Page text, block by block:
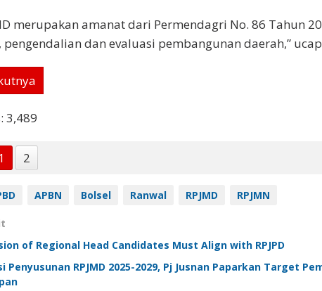
merupakan amanat dari Permendagri No. 86 Tahun
pengendalian dan evaluasi pembangunan daerah,”
3,489
2
APBN Bolsel Ranwal RPJMD RPJMN
of Regional Head Candidates Must Align with RPJPD
Penyusunan RPJMD 2025-2029, Pj Jusnan Paparkan Target